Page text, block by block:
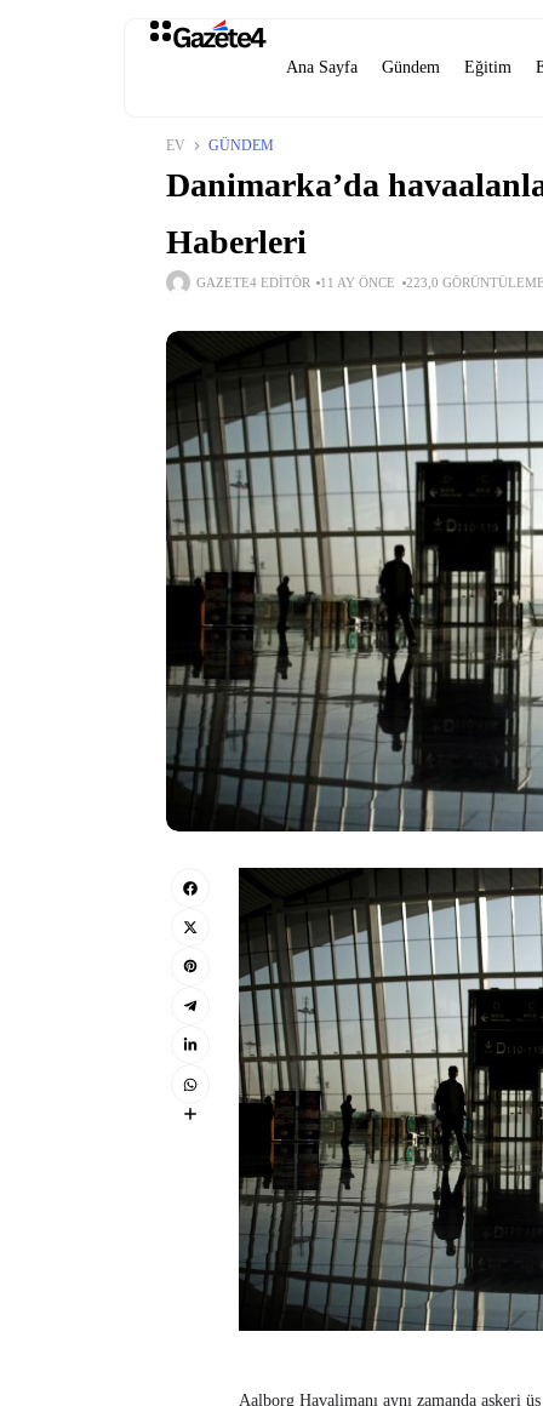
Ana Sayfa Gündem Eğitim
EV GÜNDEM
Danimarka’da
Haberleri
GAZETE4 EDITÖR 11 AY ÖNCE 223,0 GÖRÜNTÜLEME
Aalborg Havalimanı aynı zamanda askeri